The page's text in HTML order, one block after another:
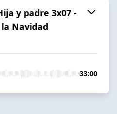
y padre 3x07 -
Navidad
33:00